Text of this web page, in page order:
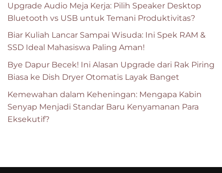
Upgrade Audio Meja Kerja: Pilih Speaker Desktop
Bluetooth vs USB untuk Temani Produktivitas?
Biar Kuliah Lancar Sampai Wisuda: Ini Spek RAM &
SSD Ideal Mahasiswa Paling Aman!
Bye Dapur Becek! Ini Alasan Upgrade dari Rak Piring
Biasa ke Dish Dryer Otomatis Layak Banget
Kemewahan dalam Keheningan: Mengapa Kabin
Senyap Menjadi Standar Baru Kenyamanan Para
Eksekutif?